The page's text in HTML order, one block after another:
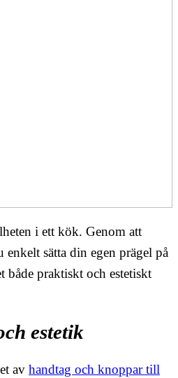
i ett kök. Genom att
sätta din egen prägel på
praktiskt och estetiskt
estetik
av handtag och knoppar till